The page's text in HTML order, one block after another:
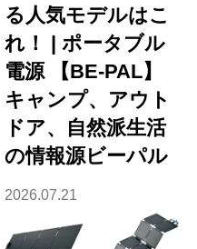
る人気モデルはこ
れ！ | ポータブル
電源 【BE-PAL】
キャンプ、アウト
ドア、自然派生活
の情報源ビーパル
2026.07.21